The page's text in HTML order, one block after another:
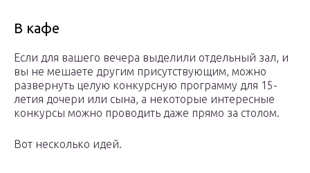
В кафе
Если для вашего вечера выделили отдельный зал, и
вы не мешаете другим присутствующим, можно
развернуть целую конкурсную программу для 15-
летия дочери или сына, а некоторые интересные
конкурсы можно проводить даже прямо за столом.
Вот несколько идей.